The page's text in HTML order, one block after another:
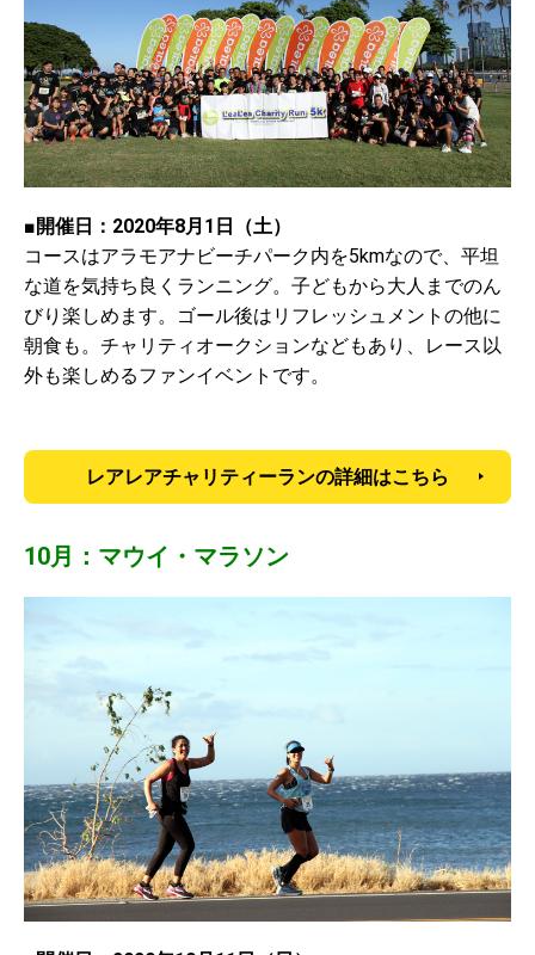
■開催日：2020年8月1日（土）
コースはアラモアナビーチパーク内を5kmなので、平坦
な道を気持ち良くランニング。子どもから大人までのん
びり楽しめます。ゴール後はリフレッシュメントの他に
朝食も。チャリティオークションなどもあり、レース以
外も楽しめるファンイベントです。
レアレアチャリティーランの詳細はこちら
10月：マウイ・マラソン